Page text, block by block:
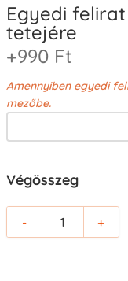
Egyedi
tetejére
+990 Ft
Amennyiben egyedi
mezőbe.
Végösszeg
- +